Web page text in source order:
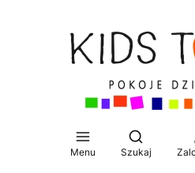
Menu
Otwórz
Szukaj